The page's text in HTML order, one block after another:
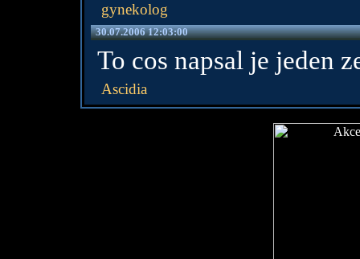
gynekolog
30.07.2006 12:03:00
To cos napsal je jeden
Ascidia